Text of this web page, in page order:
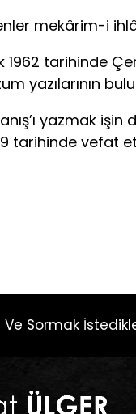
mekârim-i
tarihinde
yazılarının
yazmak işin
tarihinde vefat
Ve Sormak